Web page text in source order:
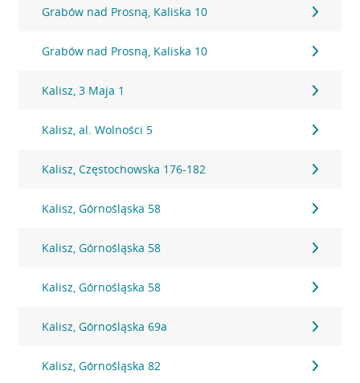
Grabów nad Prosną, Kaliska 10
Grabów nad Prosną, Kaliska 10
Kalisz, 3 Maja 1
Kalisz, al. Wolności 5
Kalisz, Częstochowska 176-182
Kalisz, Górnośląska 58
Kalisz, Górnośląska 58
Kalisz, Górnośląska 58
Kalisz, Górnośląska 69a
Kalisz, Górnośląska 82